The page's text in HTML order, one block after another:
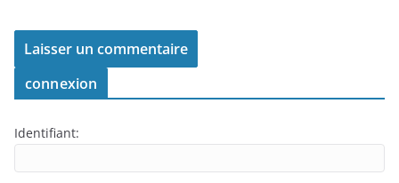
connexion
Identifiant: